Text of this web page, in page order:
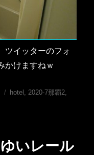
ツイッターのフォ
かけますねｗ
タ
hotel 2020-7那覇2
いレール